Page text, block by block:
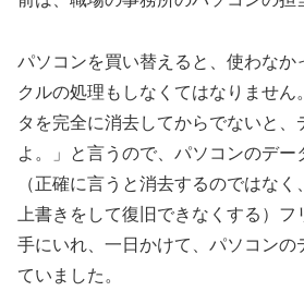
パソコンを買い替えると、使わなか
クルの処理もしなくてはなりません
タを完全に消去してからでないと、
よ。」と言うので、パソコンのデー
（正確に言うと消去するのではな
上書きをして復旧できなくする）
手にいれ、一日かけて、パソコンの
ていました。